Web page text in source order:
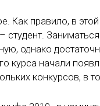
Как правило, в
однако
курса начали
конкурсов, в